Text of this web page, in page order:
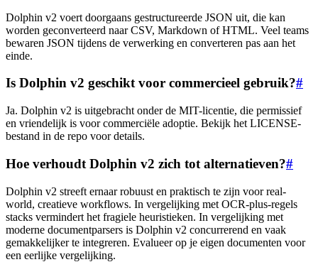
Dolphin v2 voert doorgaans gestructureerde JSON uit, die kan
worden geconverteerd naar CSV, Markdown of HTML. Veel teams
bewaren JSON tijdens de verwerking en converteren pas aan het
einde.
Is Dolphin v2 geschikt voor commercieel gebruik?#
Ja. Dolphin v2 is uitgebracht onder de MIT-licentie, die permissief
en vriendelijk is voor commerciële adoptie. Bekijk het LICENSE-
bestand in de repo voor details.
Hoe verhoudt Dolphin v2 zich tot alternatieven?#
Dolphin v2 streeft ernaar robuust en praktisch te zijn voor real-
world, creatieve workflows. In vergelijking met OCR-plus-regels
stacks vermindert het fragiele heuristieken. In vergelijking met
moderne documentparsers is Dolphin v2 concurrerend en vaak
gemakkelijker te integreren. Evalueer op je eigen documenten voor
een eerlijke vergelijking.